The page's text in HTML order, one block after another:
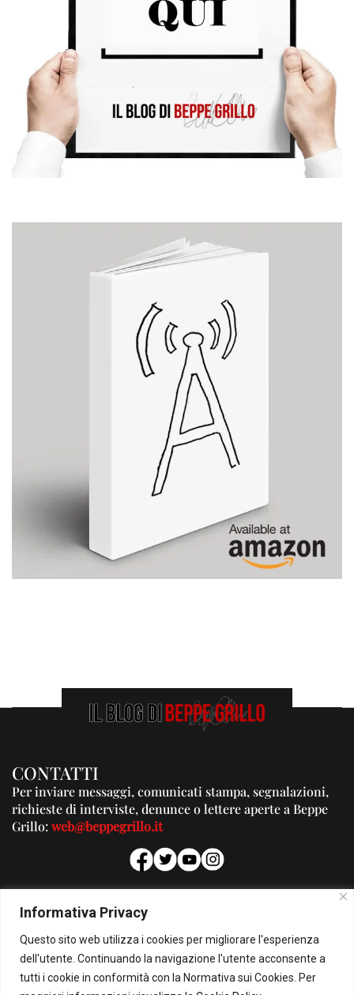
Informativa Privacy
Questo sito web utilizza i cookies per migliorare l'esperienza
dell'utente. Continuando la navigazione l'utente acconsente a
tutti i cookie in conformità con la Normativa sui Cookies. Per
CONTATTI
Per inviare messaggi, comunicati stampa, segnalazioni,
richieste di interviste, denunce o lettere aperte a Beppe
Grillo:web@beppegrillo.it
PUBBLICITA'
Per la tua pubblicità su questo Blog:
pubblicita@beppegrillo.it